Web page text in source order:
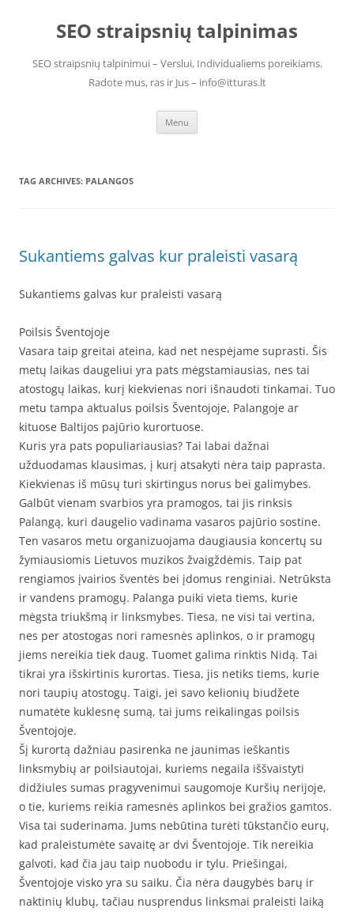
contentSEO straipsnių talpinimas
SEO straipsnių talpinimui – Verslui, Individualiems poreikiams.
Radote mus, ras ir Jus – info@itturas.lt
Menu
TAG ARCHIVES: PALANGOS
Sukantiems galvas kur praleisti vasarą
Sukantiems galvas kur praleisti vasarą
Poilsis Šventojoje
Vasara taip greitai ateina, kad net nespėjame suprasti. Šis
metų laikas daugeliui yra pats mėgstamiausias, nes tai
atostogų laikas, kurį kiekvienas nori išnaudoti tinkamai. Tuo
metu tampa aktualus poilsis Šventojoje, Palangoje ar
kituose Baltijos pajūrio kurortuose.
Kuris yra pats populiariausias? Tai labai dažnai
užduodamas klausimas, į kurį atsakyti nėra taip paprasta.
Kiekvienas iš mūsų turi skirtingus norus bei galimybes.
Galbūt vienam svarbios yra pramogos, tai jis rinksis
Palangą, kuri daugelio vadinama vasaros pajūrio sostine.
Ten vasaros metu organizuojama daugiausia koncertų su
žymiausiomis Lietuvos muzikos žvaigždėmis. Taip pat
rengiamos įvairios šventės bei įdomus renginiai. Netrūksta
ir vandens pramogų. Palanga puiki vieta tiems, kurie
mėgsta triukšmą ir linksmybes. Tiesa, ne visi tai vertina,
nes per atostogas nori ramesnės aplinkos, o ir pramogų
jiems nereikia tiek daug. Tuomet galima rinktis Nidą. Tai
tikrai yra išskirtinis kurortas. Tiesa, jis netiks tiems, kurie
nori taupių atostogų. Taigi, jei savo kelionių biudžete
numatėte kuklesnę sumą, tai jums reikalingas poilsis
Šventojoje.
Šį kurortą dažniau pasirenka ne jaunimas ieškantis
linksmybių ar poilsiautojai, kuriems negaila iššvaistyti
didžiules sumas pragyvenimui saugomoje Kuršių nerijoje,
o tie, kuriems reikia ramesnės aplinkos bei gražios gamtos.
Visa tai suderinama. Jums nebūtina turėti tūkstančio eurų,
kad praleistumėte savaitę ar dvi Šventojoje. Tik nereikia
galvoti, kad čia jau taip nuobodu ir tylu. Priešingai,
Šventojoje visko yra su saiku. Čia nėra daugybės barų ir
naktinių klubų, tačiau nusprendus linksmai praleisti laiką